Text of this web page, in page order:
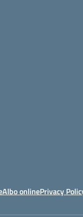
Albo onlinePrivacy